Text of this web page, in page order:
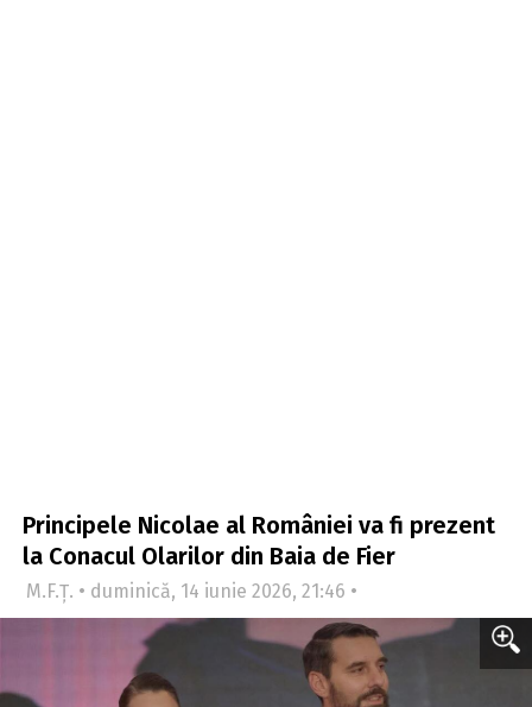
Principele Nicolae al României va fi prezent
la Conacul Olarilor din Baia de Fier
M.F.Ț. • duminică, 14 iunie 2026, 21:46 •